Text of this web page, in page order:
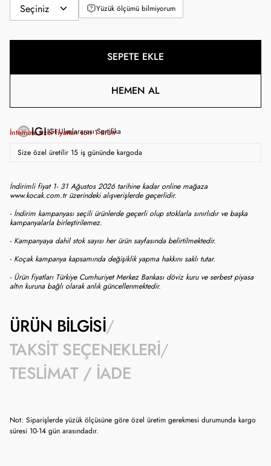
Yüzük ölçümü bilmiyorum
SEPETE EKLE
HEMEN AL
İnternete özel fiyattan son1ürün
IGI Uluslararası Sertifika
Size özel üretilir 15 iş gününde kargoda
İndirimli fiyat 1- 31 Ağustos 2026 tarihine kadar online mağaza
www.kocak.com.tr üzerindeki alışverişlerde geçerlidir.
- İndirim kampanyası seçili ürünlerde geçerli olup stoklarla sınırlıdır ve başka
kampanyalarla birleştirilemez.
- Kampanyaya dahil stok sayısı her ürün sayfasında belirtilmektedir.
- Koçak kampanya kapsamında değişiklik yapma hakkını saklı tutar.
- Ürün fiyatları Türkiye Cumhuriyet Merkez Bankası döviz kuru ve serbest piyasa
altın kuruna bağlı olarak anlık güncellenmektedir.
ÜRÜN BILGISI
TAKSIT SEÇENEKLERI
TESLIMAT / İADE
Not: Siparişlerde yüzük ölçüsüne göre özel üretim gerekmesi durumunda kargo
süresi 10-14 gün arasındadır.